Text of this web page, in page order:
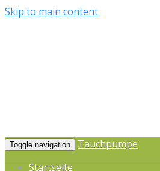
Skip to main content
Toggle navigation
Tauchpumpe
Startseite